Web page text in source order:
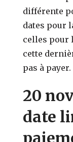
différente
dates pour
celles pour
cette
pas à payer.
20
date